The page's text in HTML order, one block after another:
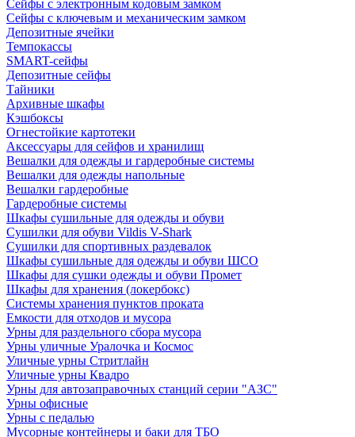
Сейфы с электронным кодовым замком
Сейфы с ключевым и механическим замком
Депозитные ячейки
Темпокассы
SMART-сейфы
Депозитные сейфы
Тайники
Архивные шкафы
Кэшбоксы
Огнестойкие картотеки
Аксессуары для сейфов и хранилищ
Вешалки для одежды и гардеробные системы
Вешалки для одежды напольные
Вешалки гардеробные
Гардеробные системы
Шкафы сушильные для одежды и обуви
Сушилки для обуви Vildis V-Shark
Сушилки для спортивных раздевалок
Шкафы сушильные для одежды и обуви ШСО
Шкафы для сушки одежды и обуви Промет
Шкафы для хранения (локербокс)
Системы хранения пунктов проката
Емкости для отходов и мусора
Урны для раздельного сбора мусора
Урны уличные Уралочка и Космос
Уличные урны Стритлайн
Уличные урны Квадро
Урны для автозаправочных станций серии "АЗС"
Урны офисные
Урны с педалью
Мусорные контейнеры и баки для ТБО